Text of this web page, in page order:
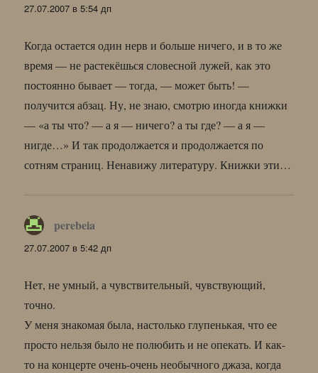
27.07.2007 в 5:54 дп
Когда остается один нерв и больше ничего, и в то же
время — не растекёшься словесной лужей, как это
постоянно бывает — тогда, — может быть! —
получится абзац. Ну, не знаю, смотрю иногда книжки
— «а ты что? — а я — ничего? а ты где? — а я —
нигде…» И так продолжается и продолжается по
сотням страниц. Ненавижу литературу. Книжки эти…
perebeia
27.07.2007 в 5:42 дп
Нет, не умный, а чувствительный, чувствующий,
точно.
У меня знакомая была, настолько глупенькая, что ее
просто нельзя было не полюбить и не опекать. И как-
то на концерте очень-очень необычного джаза, когда